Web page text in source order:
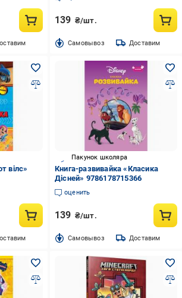
139 ₴/шт.
Cамовывоз Доставим
вілс»
Пакунок школяра
Книга-развивайка «Класика
Дісней» 9786178715366
оценить
139 ₴/шт.
Cамовывоз Доставим